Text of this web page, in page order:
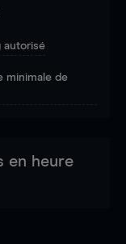
autorisé
minimale de
en heure